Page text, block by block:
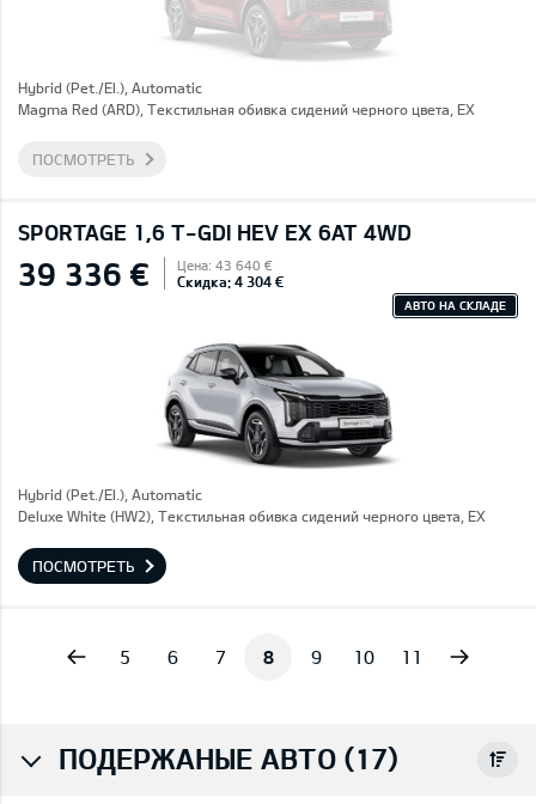
Hybrid (Pet./El.), Automatic
Magma Red (ARD), Текстильная обивка сидений черного цвета, EX
ПОСМОТРЕТЬ
SPORTAGE 1,6 T-GDI HEV EX 6AT 4WD
39 336 € Цена: 43 640 €
Скидка: 4 304 €
АВТО НА СКЛАДЕ
Hybrid (Pet./El.), Automatic
Deluxe White (HW2), Текстильная обивка сидений черного цвета, EX
ПОСМОТРЕТЬ
5 6 7 8 9 10 11
ПОДЕРЖАНЫЕ АВТО (17)